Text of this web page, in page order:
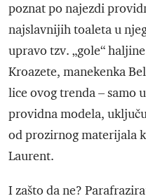
poznat po najezdi
najslavnijih toaleta u
upravo tzv. „gole“
Kroazete, manekenka
lice ovog trenda – samo
providna modela,
od prozirnog materijala
Laurent.
I zašto da ne?